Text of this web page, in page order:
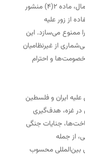
حاکمیتی ایران را محکوم می‌کنیم. اینگونه اعمال، ماده ۲(۴) منشور
از زور علیه
ممنوع می‌سازد. این
از غیرنظامیان
خصومت‌ها و احترام
ایران و فلسطین
غزه، هدف‌گیری
جنایات جنگی
از جمله
بین‌المللی محسوب